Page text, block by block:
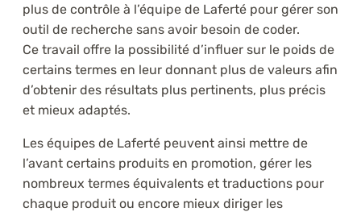
plus de contrôle à l’équipe de Laferté pour gérer son
outil de recherche sans avoir besoin de coder.
Ce travail offre la possibilité d’influer sur le poids de
certains termes en leur donnant plus de valeurs afin
d’obtenir des résultats plus pertinents, plus précis
et mieux adaptés.
Les équipes de Laferté peuvent ainsi mettre de
l’avant certains produits en promotion, gérer les
nombreux termes équivalents et traductions pour
chaque produit ou encore mieux diriger les